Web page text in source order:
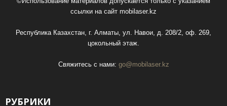
ссылки на сайт mobilaser.kz
Республика Казахстан, г. Алматы, ул. Навои, д. 208/2, оф. 269,
цокольный этаж.
Свяжитесь с нами: go@mobilaser.kz
РУБРИКИ